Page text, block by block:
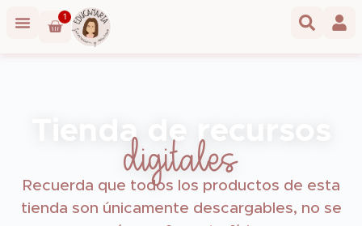
1
Tienda de recursos
digitales
Recuerda que todos los productos de esta
tienda son únicamente descargables, no se